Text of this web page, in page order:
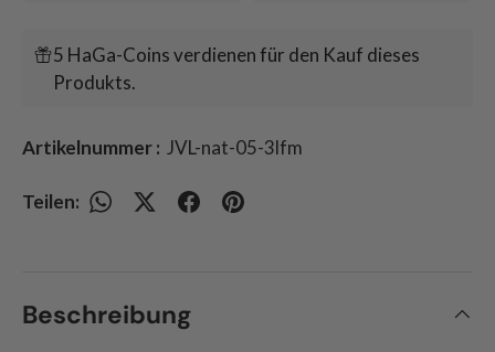
5 HaGa-Coins verdienen für den Kauf dieses
Produkts.
Artikelnummer : JVL-nat-05-3lfm
Teilen:
Beschreibung